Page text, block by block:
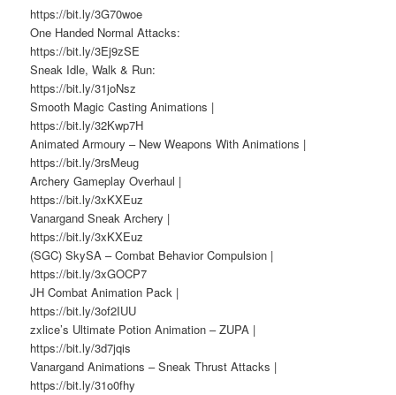
https://bit.ly/3G70woe
One Handed Normal Attacks:
https://bit.ly/3Ej9zSE
Sneak Idle, Walk & Run:
https://bit.ly/31joNsz
Smooth Magic Casting Animations |
https://bit.ly/32Kwp7H
Animated Armoury – New Weapons With Animations |
https://bit.ly/3rsMeug
Archery Gameplay Overhaul |
https://bit.ly/3xKXEuz
Vanargand Sneak Archery |
https://bit.ly/3xKXEuz
(SGC) SkySA – Combat Behavior Compulsion |
https://bit.ly/3xGOCP7
JH Combat Animation Pack |
https://bit.ly/3of2IUU
zxlice’s Ultimate Potion Animation – ZUPA |
https://bit.ly/3d7jqis
Vanargand Animations – Sneak Thrust Attacks |
https://bit.ly/31o0fhy